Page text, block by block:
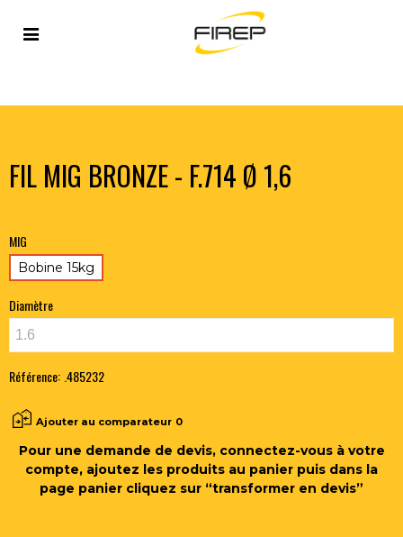
Accueil METAUX D'APPORT > FIL MIG/MAG
FIL MIG BRONZE - F.714 Ø 1,6
FIL MIG BRONZE - F.714 Ø 1,6
MIG
Bobine 15kg
Diamètre
Référence: .485232
Ajouter au comparateur 0
Pour une demande de devis, connectez-vous à votre
compte, ajoutez les produits au panier puis dans la
page panier cliquez sur “transformer en devis”